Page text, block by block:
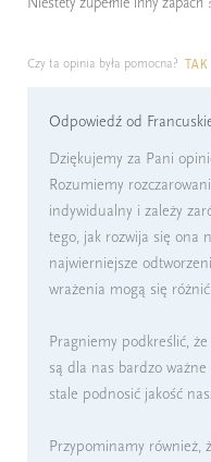
Czy ta opinia była pomocna? TAK
Odpowiedź od
Dziękujemy za Pani
Rozumiemy
indywidualny i zależy
tego, jak rozwija się ona
najwierniejsze
wrażenia mogą się
Pragniemy podkreślić,
są dla nas bardzo
stale podnosić jakość
Przypominamy również,